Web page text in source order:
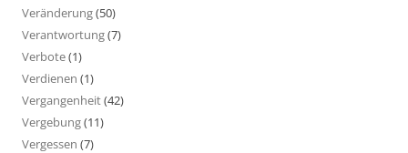
Veränderung(50)
Verantwortung(7)
Verbote(1)
Verdienen (1)
Vergangenheit(42)
Vergebung(11)
Vergessen (7)